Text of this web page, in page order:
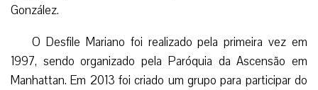
González.
O Desfile Mariano foi realizado pela primeira vez em
1997, sendo organizado pela Paróquia da Ascensão em
Manhattan. Em 2013 foi criado um grupo para participar do